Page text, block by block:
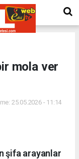
mola ver
25.05.2026 - 11:14
şifa arayanlar